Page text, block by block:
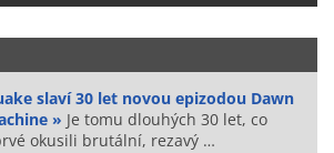
slaví 30 let novou epizodou Dawn
» Je tomu dlouhých 30 let, co
okusili brutální, rezavý …